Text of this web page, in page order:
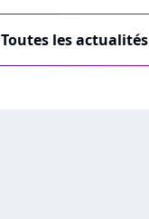
Toutes les actualités